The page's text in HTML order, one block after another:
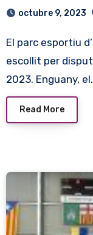
octubre 9, 2023
El parc esportiu d’Ibagué, Colòmbia, va ser l’escenari
escollit per
2023. Enguany,
Read More